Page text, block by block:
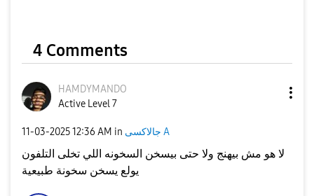
4 Comments
HAMDYMANDO
Active Level 7
‎11-03-202512:36 AM in جالاكسى A
لا هو مش بيهنج ولا حتى بيسخن السخونه اللي تخلى التلفون
يولع يسخن سخونة طبيعية